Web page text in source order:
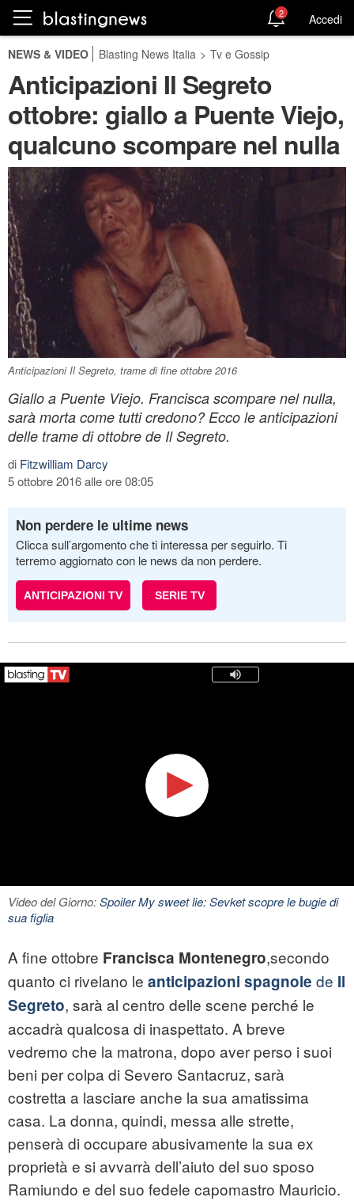
2 Accedi
NEWS & VIDEO Blasting News Italia > Tv e Gossip
Anticipazioni Il Segreto
ottobre: giallo a Puente Viejo,
qualcuno scompare nel nulla
Anticipazioni Il Segreto, trame di fine ottobre 2016
Giallo a Puente Viejo. Francisca scompare nel nulla,
sarà morta come tutti credono? Ecco le anticipazioni
delle trame di ottobre de Il Segreto.
di Fitzwilliam Darcy
5 ottobre 2016 alle ore 08:05
Non perdere le ultime news
Clicca sull’argomento che ti interessa per seguirlo. Ti
terremo aggiornato con le news da non perdere.
ANTICIPAZIONI TV SERIE TV
Video del Giorno:Spoiler My sweet lie: Sevket scopre le bugie di
sua figlia
A fine ottobre Francisca Montenegro,secondo
quanto ci rivelano le anticipazioni spagnole de Il
Segreto, sarà al centro delle scene perché le
accadrà qualcosa di inaspettato. A breve
vedremo che la matrona, dopo aver perso i suoi
beni per colpa di Severo Santacruz, sarà
costretta a lasciare anche la sua amatissima
casa. La donna, quindi, messa alle strette,
penserà di occupare abusivamente la sua ex
proprietà e si avvarrà dell’aiuto del suo sposo
Ramiundo e del suo fedele capomastro Mauricio.